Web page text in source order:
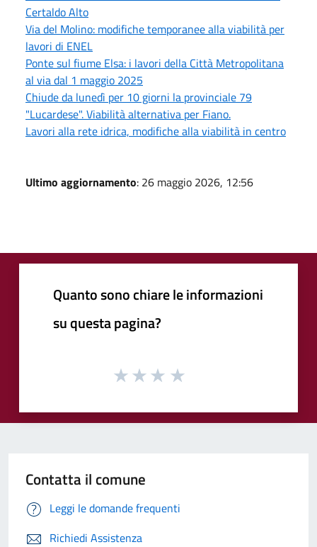
Certaldo Alto
Via del Molino: modifiche temporanee alla viabilità per
lavori di ENEL
Ponte sul fiume Elsa: i lavori della Città Metropolitana
al via dal 1 maggio 2025
Chiude da lunedì per 10 giorni la provinciale 79
"Lucardese". Viabilità alternativa per Fiano.
Lavori alla rete idrica, modifiche alla viabilità in centro
Ultimo aggiornamento: 26 maggio 2026, 12:56
Quanto sono chiare le informazioni
su questa pagina?
Contatta il comune
Leggi le domande frequenti
Richiedi Assistenza